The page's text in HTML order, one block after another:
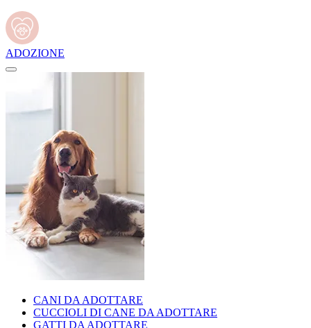
ADOZIONE
CANI DA ADOTTARE
CUCCIOLI DI CANE DA ADOTTARE
GATTI DA ADOTTARE